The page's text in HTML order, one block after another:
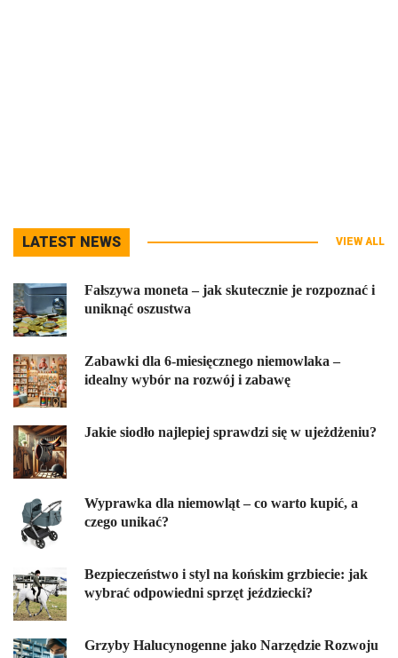
LATEST NEWS VIEW ALL
Fałszywa moneta – jak skutecznie je rozpoznać i
uniknąć oszustwa
Zabawki dla 6-miesięcznego niemowlaka –
idealny wybór na rozwój i zabawę
Jakie siodło najlepiej sprawdzi się w ujeżdżeniu?
Wyprawka dla niemowląt – co warto kupić, a
czego unikać?
Bezpieczeństwo i styl na końskim grzbiecie: jak
wybrać odpowiedni sprzęt jeździecki?
Grzyby Halucynogenne jako Narzędzie Rozwoju